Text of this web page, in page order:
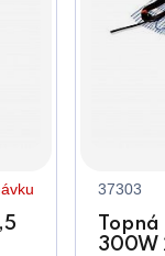
37303
300W